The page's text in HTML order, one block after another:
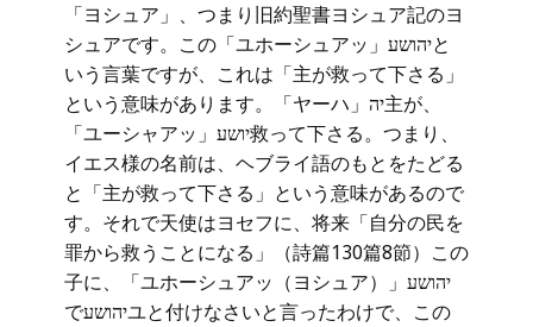
「ヨシュア」、つまり旧約聖書ヨシュア記のヨ
シュアです。この「ユホーシュアッ」יהושעと
いう言葉ですが、これは「主が救って下さる」
という意味があります。「ヤーハ」יה主が、
「ユーシャアッ」יושע救って下さる。つまり、
イエス様の名前は、ヘブライ語のもとをたどる
と「主が救って下さる」という意味があるので
す。それで天使はヨセフに、将来「自分の民を
罪から救うことになる」（詩篇130篇8節）この
子に、「ユホーシュアッ（ヨシュア）」יהושע
でיהושעユと付けなさいと言ったわけで、この